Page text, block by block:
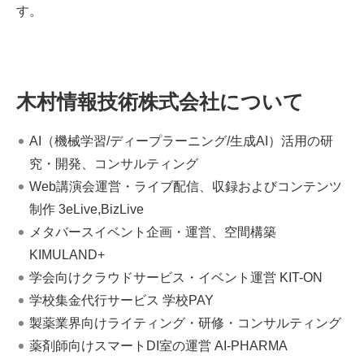
す。
木村情報技術株式会社について
AI（機械学習/ディープラーニング/生成AI）活用の研
究・開発、コンサルティング
Web講演会運営・ライブ配信、収録およびコンテンツ
制作 3eLive,BizLive
メタバースイベント企画・運営、空間構築
KIMULAND+
学会向けクラウドサービス・イベント運営 KIT-ON
学校集金代行サービス 学校PAY
製薬業界向けライティング・研修・コンサルティング
薬剤師向けスマートDI室の運営 AI-PHARMA